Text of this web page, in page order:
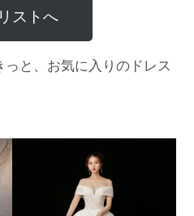
ストへ
っと、お気に入りのドレス